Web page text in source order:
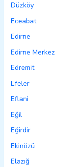
Düzköy
Eceabat
Edirne
Edirne Merkez
Edremit
Efeler
Eflani
Eğil
Eğirdir
Ekinözü
Elazığ